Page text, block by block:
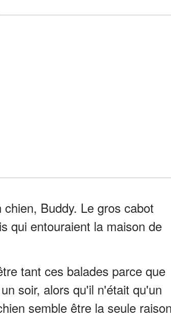
Buddy. Le gros cabot
qui entouraient la maison de
tant ces balades parce que
soir, alors qu'il n'était qu'un
semble être la seule